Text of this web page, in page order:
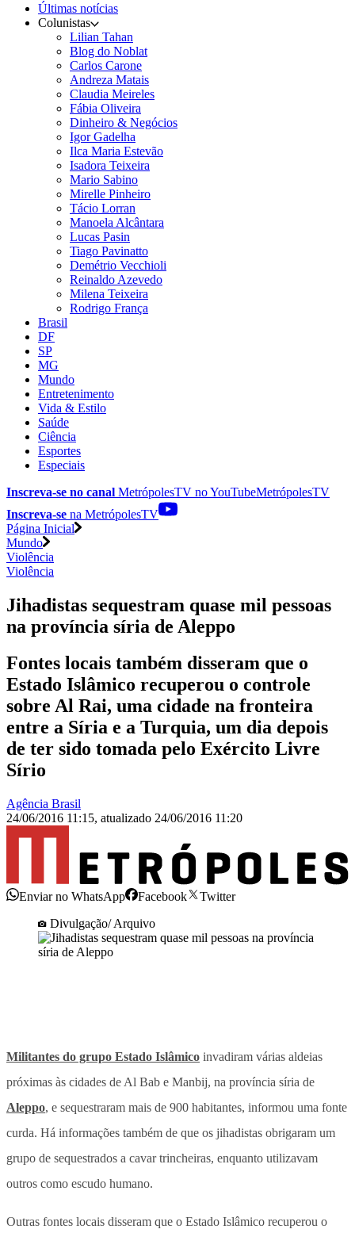
Últimas notícias
Colunistas
Lilian Tahan
Blog do Noblat
Carlos Carone
Andreza Matais
Claudia Meireles
Fábia Oliveira
Dinheiro & Negócios
Igor Gadelha
Ilca Maria Estevão
Isadora Teixeira
Mario Sabino
Mirelle Pinheiro
Tácio Lorran
Manoela Alcântara
Lucas Pasin
Tiago Pavinatto
Demétrio Vecchioli
Reinaldo Azevedo
Milena Teixeira
Rodrigo França
Brasil
DF
SP
MG
Mundo
Entretenimento
Vida & Estilo
Saúde
Ciência
Esportes
Especiais
Inscreva-se no canal MetrópolesTV noYouTubeMetrópolesTV
Inscreva-se na MetrópolesTV
Página Inicial
Mundo
Violência
Violência
Jihadistas sequestram quase mil pessoas
na província síria de Aleppo
Fontes locais também disseram que o
Estado Islâmico recuperou o controle
sobre Al Rai, uma cidade na fronteira
entre a Síria e a Turquia, um dia depois
de ter sido tomada pelo Exército Livre
Sírio
Agência Brasil
24/06/2016 11:15, atualizado 24/06/2016 11:20
Enviar no WhatsApp Facebook
Twitter
Divulgação/ Arquivo
Militantes do grupo Estado Islâmico invadiram várias aldeias
próximas às cidades de Al Bab e Manbij, na província síria de
Aleppo, e sequestraram mais de 900 habitantes, informou uma fonte
curda. Há informações também de que os jihadistas obrigaram um
grupo de sequestrados a cavar trincheiras, enquanto utilizavam
outros como escudo humano.
Outras fontes locais disseram que o Estado Islâmico recuperou o